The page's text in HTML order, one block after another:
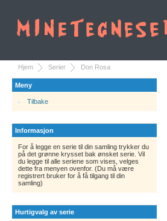
Hjem Serier Don Rosa
Meny
Tilbake
Informasjon
For å legge en serie til din samling trykker du
på det grønne krysset bak ønsket serie. Vil
du legge til alle seriene som vises, velges
dette fra menyen ovenfor. (Du må være
registrert bruker for å få tilgang til din
samling)
Hurtigvalg av serie